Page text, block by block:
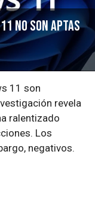
no son aptas
11 son
revela
ralentizado
Los
negativos.